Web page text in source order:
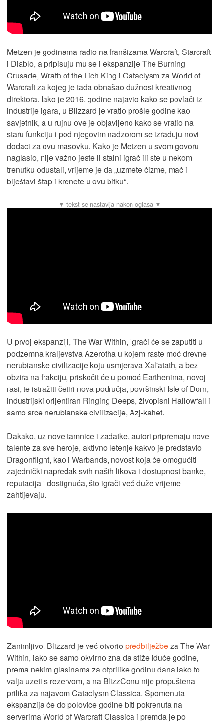
Metzen je godinama radio na franšizama Warcraft, Starcraft
i Diablo, a pripisuju mu se i ekspanzije The Burning
Crusade, Wrath of the Lich King i Cataclysm za World of
Warcraft za kojeg je tada obnašao dužnost kreativnog
direktora. Iako je 2016. godine najavio kako se povlači iz
industrije igara, u Blizzard je vratio prošle godine kao
savjetnik, a u rujnu ove je objavljeno kako se vratio na
staru funkciju i pod njegovim nadzorom se izrađuju novi
dodaci za ovu masovku. Kako je Metzen u svom govoru
naglasio, nije važno jeste li stalni igrač ili ste u nekom
trenutku odustali, vrijeme je da „uzmete čizme, mač i
blještavi štap i krenete u ovu bitku“.
U prvoj ekspanziji, The War Within, igrači će se zaputiti u
podzemna kraljevstva Azerotha u kojem raste moć drevne
nerubianske civilizacije koju usmjerava Xal'atath, a bez
obzira na frakciju, priskočit će u pomoć Earthenima, novoj
rasi, te istražiti četiri nova područja, površinski Isle of Dorn,
industrijski orijentiran Ringing Deeps, živopisni Hallowfall i
samo srce nerubianske civilizacije, Azj-kahet.
Dakako, uz nove tamnice i zadatke, autori pripremaju nove
talente za sve heroje, aktivno letenje kakvo je predstavio
Dragonflight, kao i Warbands, novost koja će omogućiti
zajednički napredak svih naših likova i dostupnost banke,
reputacija i dostignuća, što igrači već duže vrijeme
zahtijevaju.
Zanimljivo, Blizzard je već otvorio predbilježbeza The War
Within, iako se samo okvirno zna da stiže iduće godine,
prema nekim glasinama za otprilike godinu dana iako to
valja uzeti s rezervom, a na BlizzConu nije propuštena
prilika za najavom Cataclysm Classica. Spomenuta
ekspanzija će do polovice godine biti pokrenuta na
serverima World of Warcraft Classica i premda je po